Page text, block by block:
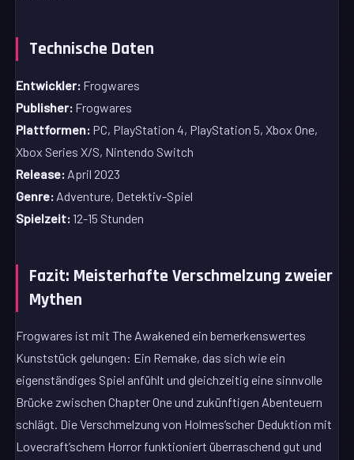
Technische Daten
Entwickler: Frogwares
Publisher: Frogwares
Plattformen: PC, PlayStation 4, PlayStation 5, Xbox One,
Xbox Series X/S, Nintendo Switch
Release: April 2023
Genre: Adventure, Detektiv-Spiel
Spielzeit:12-15 Stunden
Fazit: Meisterhafte Verschmelzung zweier
Mythen
Frogwares ist mit The Awakened ein bemerkenswertes
Kunststück gelungen: Ein Remake, das sich wie ein
eigenständiges Spiel anfühlt und gleichzeitig eine sinnvolle
Brücke zwischen Chapter One und zukünftigen Abenteuern
schlägt. Die Verschmelzung von Holmes’scher Deduktion mit
Lovecraft’schem Horror funktioniert überraschend gut und